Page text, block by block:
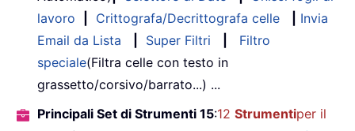
lavoro
Crittografa/Decrittografa celle
Invia
Email da Lista
Super Filtri
Filtro
speciale(Filtra celle con testo in
grassetto/corsivo/barrato...) ...
Principali Set di Strumenti 15:12 Strumentiper il